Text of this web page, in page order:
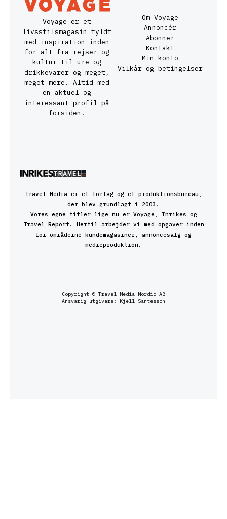
Voyage er et
livsstilsmagasin fyldt
med inspiration inden
for alt fra rejser og
kultur til ure og
drikkevarer og meget,
meget mere. Altid med
en aktuel og
interessant profil på
forsiden.
Om Voyage
Annoncér
Abonner
Kontakt
Min konto
Vilkår og betingelser
Travel Media er et forlag og et produktionsbureau,
der blev grundlagt i 2003.
Vores egne titler lige nu er Voyage, Inrikes og
Travel Report. Hertil arbejder vi med opgaver inden
for områderne kundemagasiner, annoncesalg og
medieproduktion.
Copyright © Travel Media Nordic AB
Ansvarig utgivare: Kjell Santesson